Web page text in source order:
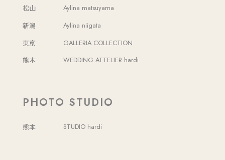
松山
Aylina matsuyama
新潟
Aylina niigata
東京
GALLERIA COLLECTION
熊本
WEDDING ATTELIER hardi
PHOTO STUDIO
熊本 STUDIO hardi